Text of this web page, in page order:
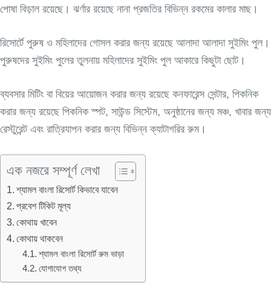
পোষা বিড়াল রয়েছে। ঝর্ণার রয়েছে নানা প্রজতির বিভিন্ন রকমের কালার মাছ।
রিসোর্টে পুরুষ ও মহিলাদের গোসল করার জন্য রয়েছে আলাদা আলাদা সুইমিং পুল।
পুরুষদের সুইমিং পুলের তুলনায় মহিলাদের সুইমিং পুল আকারে কিছুটা ছোট।
ব্যবসার মিটিং বা বিয়ের আয়োজন করার জন্য রয়েছে কনফারেন্স সেন্টার, পিকনিক
করার জন্য রয়েছে পিকনিক স্পট, সাউন্ড সিস্টেম, অনুষ্ঠানের জন্য মঞ্চ, খাবার জন্য
রেস্টুরেন্ট এবং রাত্রিযাপন করার জন্য বিভিন্ন ক্যাটাগরির রুম।
এক নজরে সম্পূর্ণ লেখা
শ্যামল বাংলা রিসোর্ট কিভাবে যাবেন
প্রবেশ টিকিট মূল্য
কোথায় খাবেন
কোথায় থাকবেন
শ্যামল বাংলা রিসোর্ট রুম ভাড়া
যোগাযোগ তথ্য